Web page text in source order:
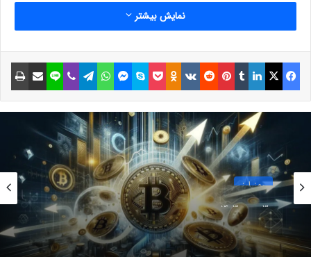
آن، تمام اطلاعات لازم درباره این اکوسیستم و پاسخ پرسش‌های
متداول در دسترس کاربران قرار می‌گیرد.
برای سوالاتشان به مقالات موجود در این وب‌سایت، ارجاع داده
می‌شوند. برخی از مقالاتی که در دوج‌پدیا منتشر شده‌اند،
Dogecoin، خرید این ارز دیجیتال و اجرای گره‌ها در این
بلاکچین.
توسعه‌دهندگان این شبکه در پاسخ به برخی شبهات پیرامون این
ارز از جمله انتقاد به قابل‌استفاده نبودن دوج کوین گفته‌اند:
نمایش بیشتر
فیسبوک ایکس لینکداین تامبلر پینتریست Reddit
VKontakte
Odnoklassniki پاکت اسکایپ مسنجر واتس آپ تلگرام وایبر لاین اشتراک گذاری با ایمیل
رمز ارز
30 بهمن 1403
رکود کم‌سابقه در بازار بیت‌کوین؛ حرکت بعدی قیمت
همه را غافلگیر خواهد کرد!